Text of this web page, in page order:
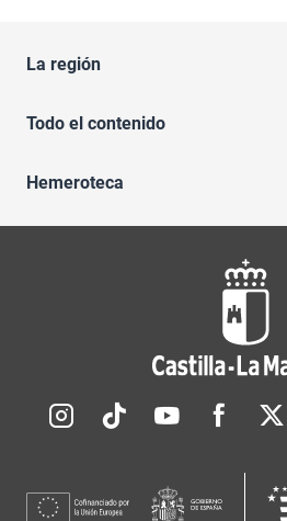
La región
Todo el contenido
Hemeroteca
Redes sociales JCCM